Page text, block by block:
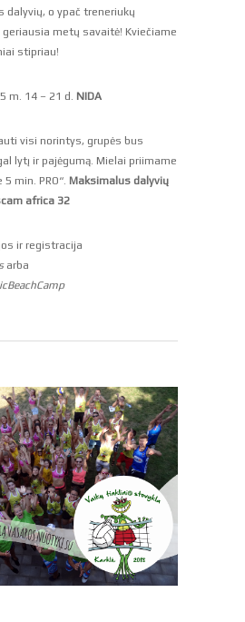
dalyvių, o ypač treneriukų
metų savaitė! Kviečiame
stipriau!
m. 14 – 21 d. NIDA
visi norintys, grupės bus
lytį ir pajėgumą. Mielai priimame
min. PRO“. Maksimalus dalyvių
africa 32
ir registracija
arba